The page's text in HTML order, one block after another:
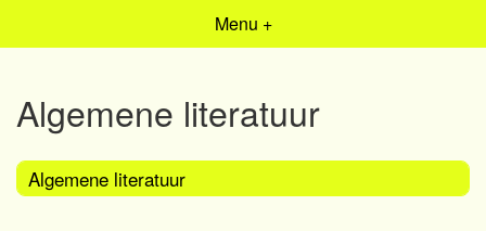
Menu +
Algemene literatuur
Algemene literatuur